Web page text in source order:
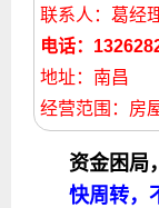
联系人：葛经
电话：
地址：南昌
经营范围：房
资金困局
快周转，